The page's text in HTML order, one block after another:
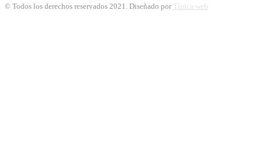
© Todos los derechos reservados 2021. Diseñado por Típica web